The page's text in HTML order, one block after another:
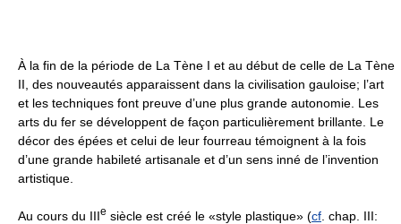
À la fin de la période de La Tène I et au début de celle de La Tène
II, des nouveautés apparaissent dans la civilisation gauloise; l’art
et les techniques font preuve d’une plus grande autonomie. Les
arts du fer se développent de façon particulièrement brillante. Le
décor des épées et celui de leur fourreau témoignent à la fois
d’une grande habileté artisanale et d’un sens inné de l’invention
artistique.
Au cours du IIIe siècle est créé le «style plastique» (cf . chap. III: